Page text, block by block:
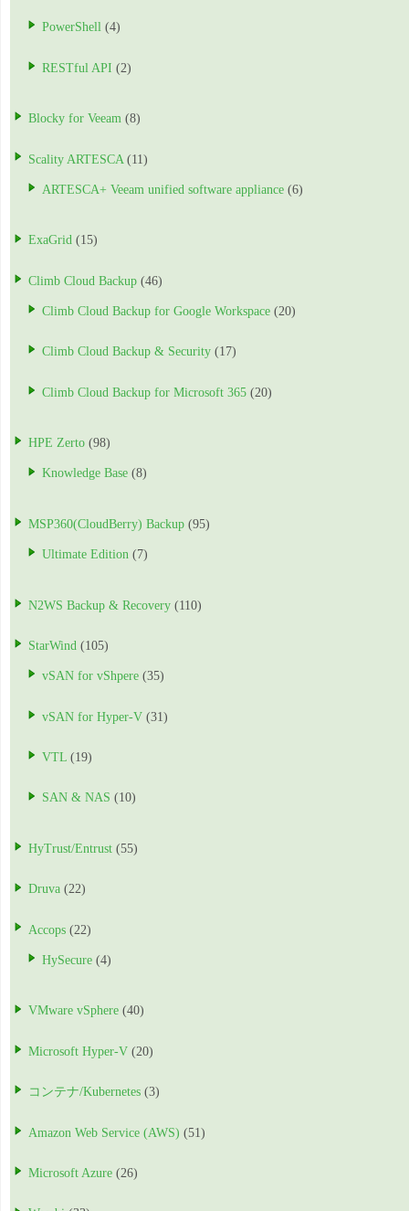
PowerShell (4)
RESTful API (2)
Blocky for Veeam (8)
Scality ARTESCA (11)
ARTESCA+ Veeam unified software appliance (6)
ExaGrid (15)
Climb Cloud Backup (46)
Climb Cloud Backup for Google Workspace (20)
Climb Cloud Backup & Security (17)
Climb Cloud Backup for Microsoft 365 (20)
HPE Zerto (98)
Knowledge Base (8)
MSP360(CloudBerry) Backup (95)
Ultimate Edition (7)
N2WS Backup & Recovery (110)
StarWind (105)
vSAN for vShpere (35)
vSAN for Hyper-V (31)
VTL (19)
SAN & NAS (10)
HyTrust/Entrust (55)
Druva (22)
Accops (22)
HySecure (4)
VMware vSphere (40)
Microsoft Hyper-V (20)
コンテナ/Kubernetes (3)
Amazon Web Service (AWS) (51)
Microsoft Azure (26)